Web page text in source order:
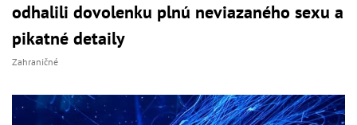
odhalili dovolenku plnú neviazaného sexu a
pikatné detaily
Zahraničné